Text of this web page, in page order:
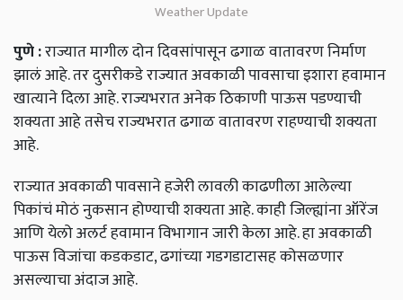
Weather Update
पुणे:राज्यातमागीलदोनदिवसांपासूनढगाळवातावरणनिर्माण
झालंआहे.तरदुसरीकडेराज्यातअवकाळीपावसाचाइशाराहवामान
खात्यानेदिलाआहे.राज्यभरातअनेकठिकाणीपाऊसपडण्याची
शक्यताआहेतसेचराज्यभरातढगाळवातावरणराहण्याचीशक्यता
आहे.
राज्यातअवकाळीपावसानेहजेरीलावलीकाढणीलाआलेल्या
पिकांचंमोठंनुकसानहोण्याचीशक्यताआहे.काहीजिल्ह्यांनाऑरेंज
आणियेलोअलर्टहवामानविभागानजारीकेलाआहे.हाअवकाळी
पाऊसविजांचाकडकडाट,ढगांच्यागडगडाटासहकोसळणार
असल्याचाअंदाजआहे.